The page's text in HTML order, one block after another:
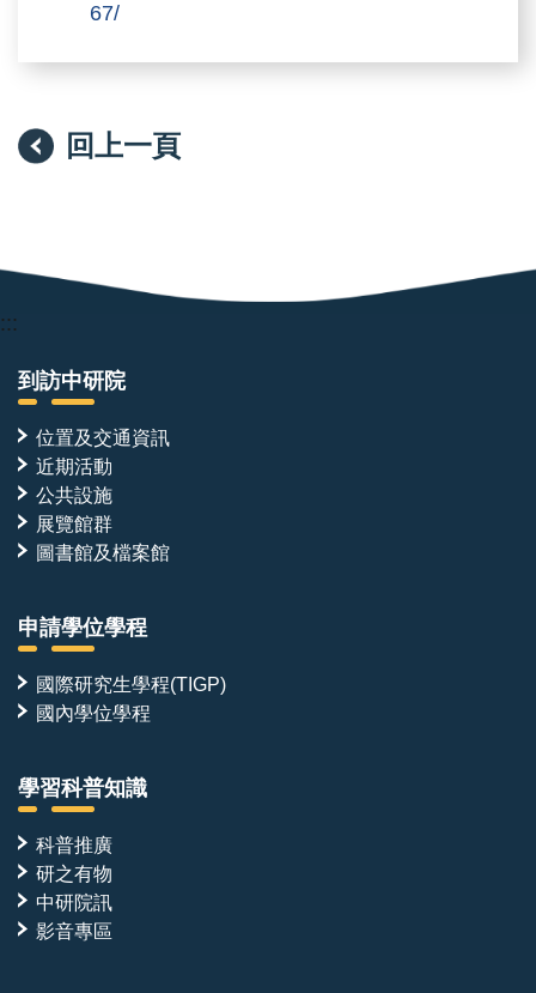
67/
回上一頁
:::
到訪中研院
位置及交通資訊
近期活動
公共設施
展覽館群
圖書館及檔案館
申請學位學程
國際研究生學程(TIGP)
國內學位學程
學習科普知識
科普推廣
研之有物
中研院訊
影音專區